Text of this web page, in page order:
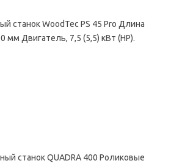
станок WoodTec PS 45 Pro Длина
мм Двигатель, 7,5 (5,5) кВт (HP).
станок QUADRA 400 Роликовые